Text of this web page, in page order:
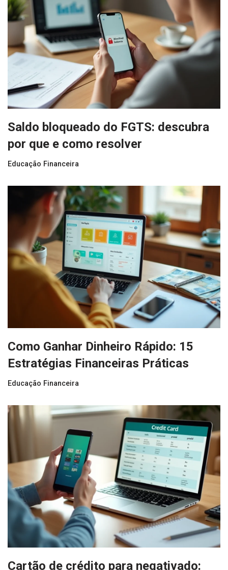
Saldo bloqueado do FGTS: descubra
por que e como resolver
Educação Financeira
Como Ganhar Dinheiro Rápido: 15
Estratégias Financeiras Práticas
Educação Financeira
Cartão de crédito para negativado: